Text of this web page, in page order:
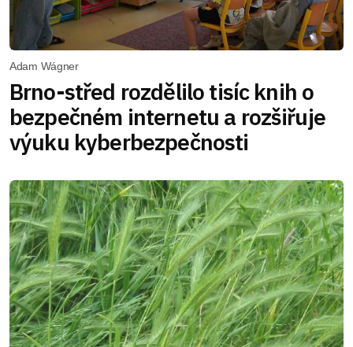
Adam Wágner
Brno-střed rozdělilo tisíc knih o
bezpečném internetu a rozšiřuje
výuku kyberbezpečnosti